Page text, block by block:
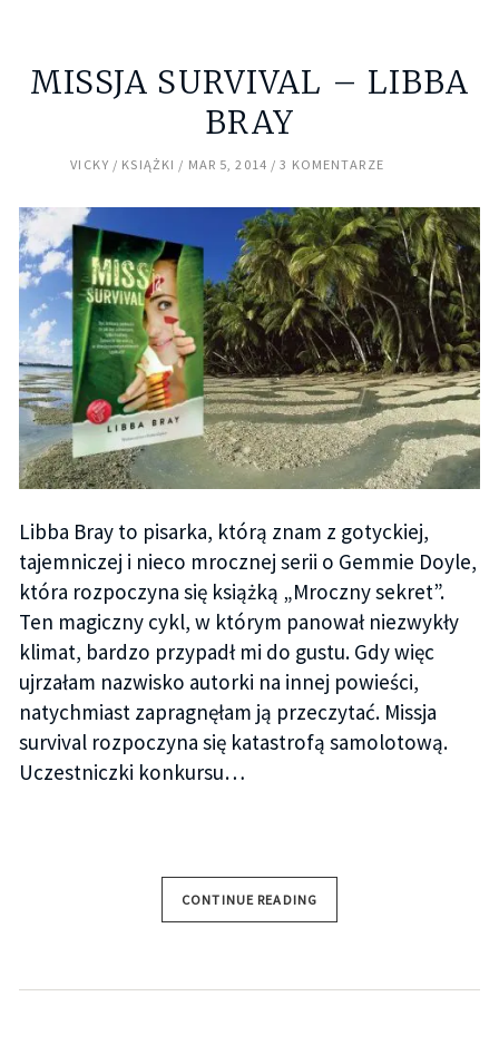
MISSJA SURVIVAL – LIBBA
BRAY
VICKY KSIĄŻKI MAR 5, 2014 3 KOMENTARZE
Libba Bray to pisarka, którą znam z gotyckiej,
tajemniczej i nieco mrocznej serii o Gemmie Doyle,
która rozpoczyna się książką „Mroczny sekret”.
Ten magiczny cykl, w którym panował niezwykły
klimat, bardzo przypadł mi do gustu. Gdy więc
ujrzałam nazwisko autorki na innej powieści,
natychmiast zapragnęłam ją przeczytać. Missja
survival rozpoczyna się katastrofą samolotową.
Uczestniczki konkursu…
CONTINUE READING